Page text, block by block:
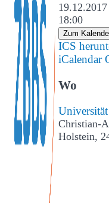
18:00
Zum
ICS
iCalendar
Wo
Christian-
Holstein,